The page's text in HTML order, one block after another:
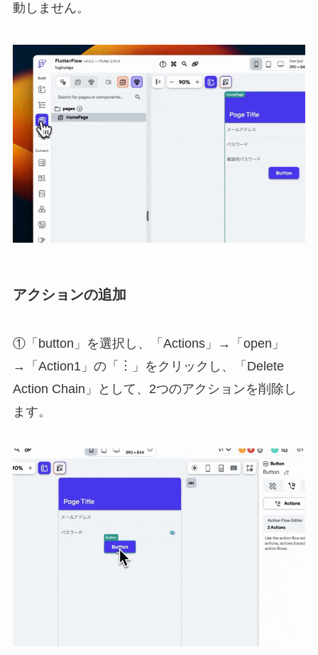
動しません。
アクションの追加
①「button」を選択し、「Actions」→「open」
→「Action1」の「︙」をクリックし、「Delete
Action Chain」として、2つのアクションを削除し
ます。